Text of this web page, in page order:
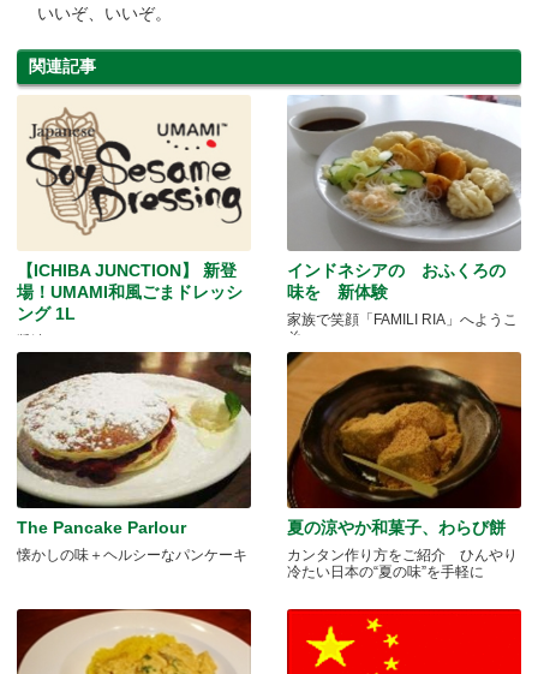
いいぞ、いいぞ。
関連記事
【ICHIBA JUNCTION】 新登
場！UMAMI和風ごまドレッシ
ング 1L
醤油ベースのヘルシードレッシン
グ！
インドネシアの おふくろの
味を 新体験
家族で笑顔「FAMILI RIA」へようこ
そ
The Pancake Parlour
懐かしの味＋ヘルシーなパンケーキ
夏の涼やか和菓子、わらび餅
カンタン作り方をご紹介 ひんやり
冷たい日本の“夏の味”を手軽に